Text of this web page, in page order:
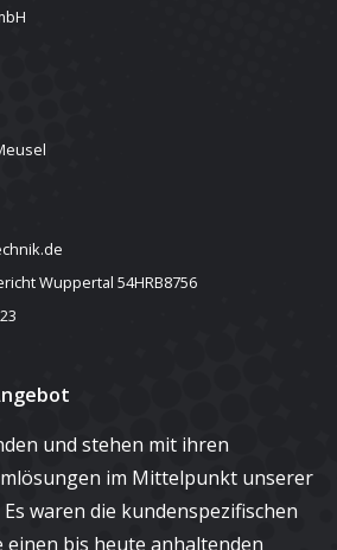
Wuppertal 54HRB8756
und stehen mit ihren
im Mittelpunkt unserer
waren die kundenspezifischen
bis heute anhaltenden